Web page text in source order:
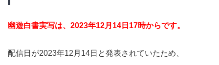
幽遊白書実写は、2023年12月14日17時からです。
配信日が2023年12月14日と発表されていたため、